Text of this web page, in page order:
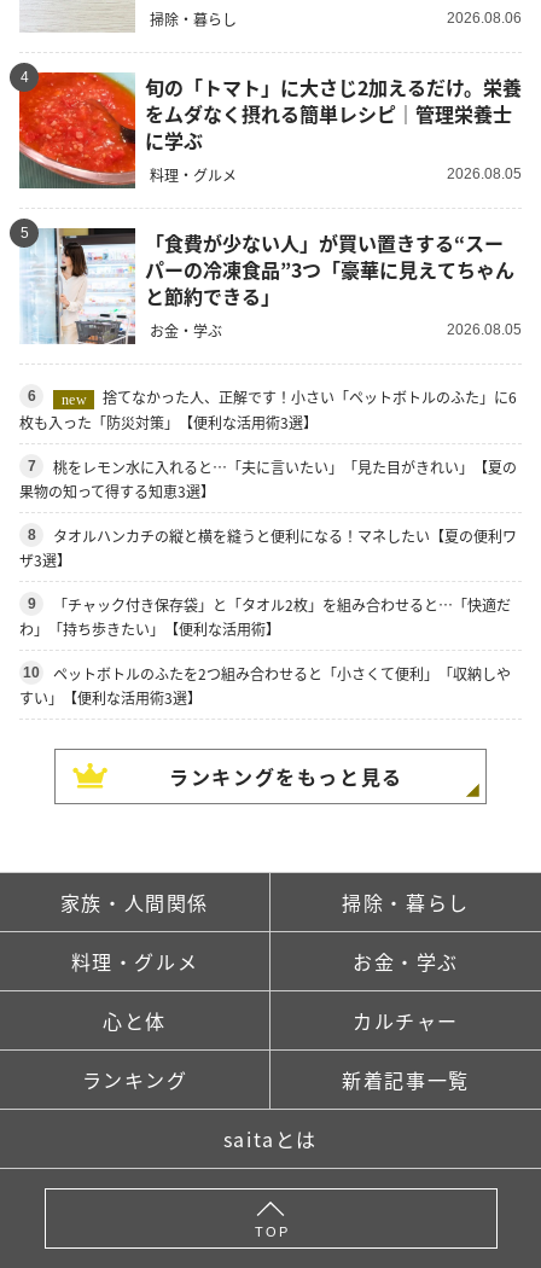
掃除・暮らし 2026.08.06
4
旬の「トマト」に大さじ2加えるだけ。栄養
をムダなく摂れる簡単レシピ｜管理栄養士
に学ぶ
料理・グルメ 2026.08.05
5
「食費が少ない人」が買い置きする“スー
パーの冷凍食品”3つ「豪華に見えてちゃん
と節約できる」
お金・学ぶ 2026.08.05
6 new
捨てなかった人、正解です！小さい「ペットボトルのふた」に6
枚も入った「防災対策」【便利な活用術3選】
7
桃をレモン水に入れると…「夫に言いたい」「見た目がきれい」【夏の
果物の知って得する知恵3選】
8
タオルハンカチの縦と横を縫うと便利になる！マネしたい【夏の便利ワ
ザ3選】
9
「チャック付き保存袋」と「タオル2枚」を組み合わせると…「快適だ
わ」「持ち歩きたい」【便利な活用術】
10
ペットボトルのふたを2つ組み合わせると「小さくて便利」「収納しや
すい」【便利な活用術3選】
ランキングをもっと見る
家族・人間関係 掃除・暮らし
料理・グルメ お金・学ぶ
心と体 カルチャー
ランキング 新着記事一覧
saitaとは
TOP